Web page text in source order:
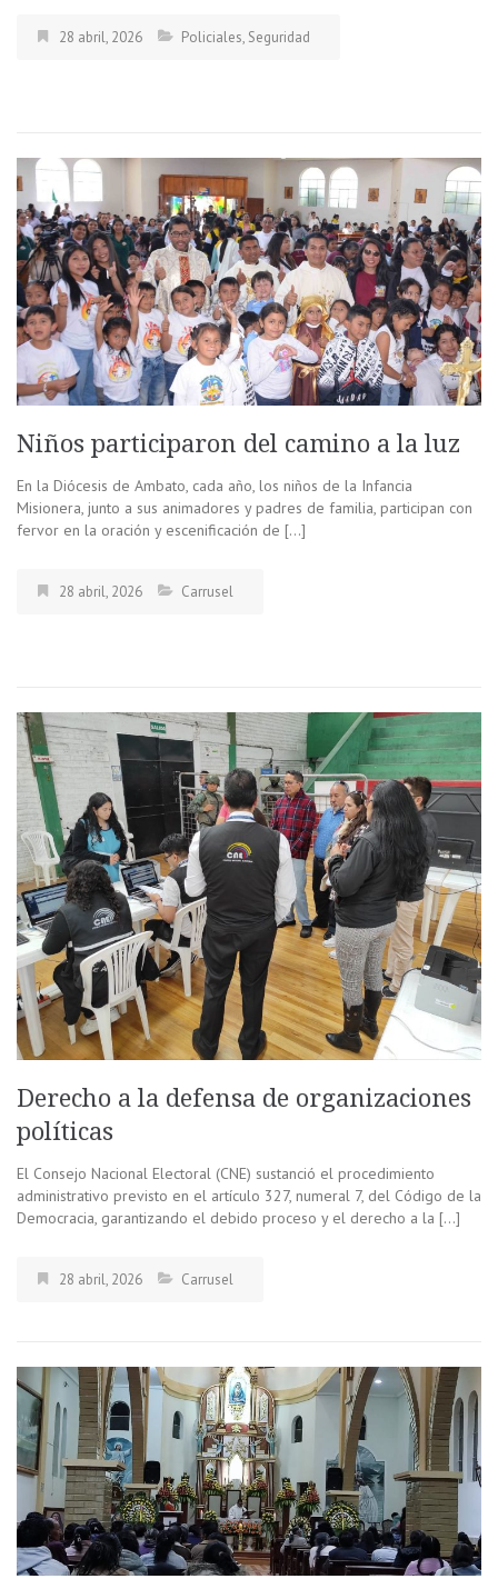
28 abril, 2026 Policiales, Seguridad
Niños participaron del camino a la luz
En la Diócesis de Ambato, cada año, los niños de la Infancia
Misionera, junto a sus animadores y padres de familia, participan con
fervor en la oración y escenificación de […]
28 abril, 2026 Carrusel
Derecho a la defensa de organizaciones
políticas
El Consejo Nacional Electoral (CNE) sustanció el procedimiento
administrativo previsto en el artículo 327, numeral 7, del Código de la
Democracia, garantizando el debido proceso y el derecho a la […]
28 abril, 2026 Carrusel